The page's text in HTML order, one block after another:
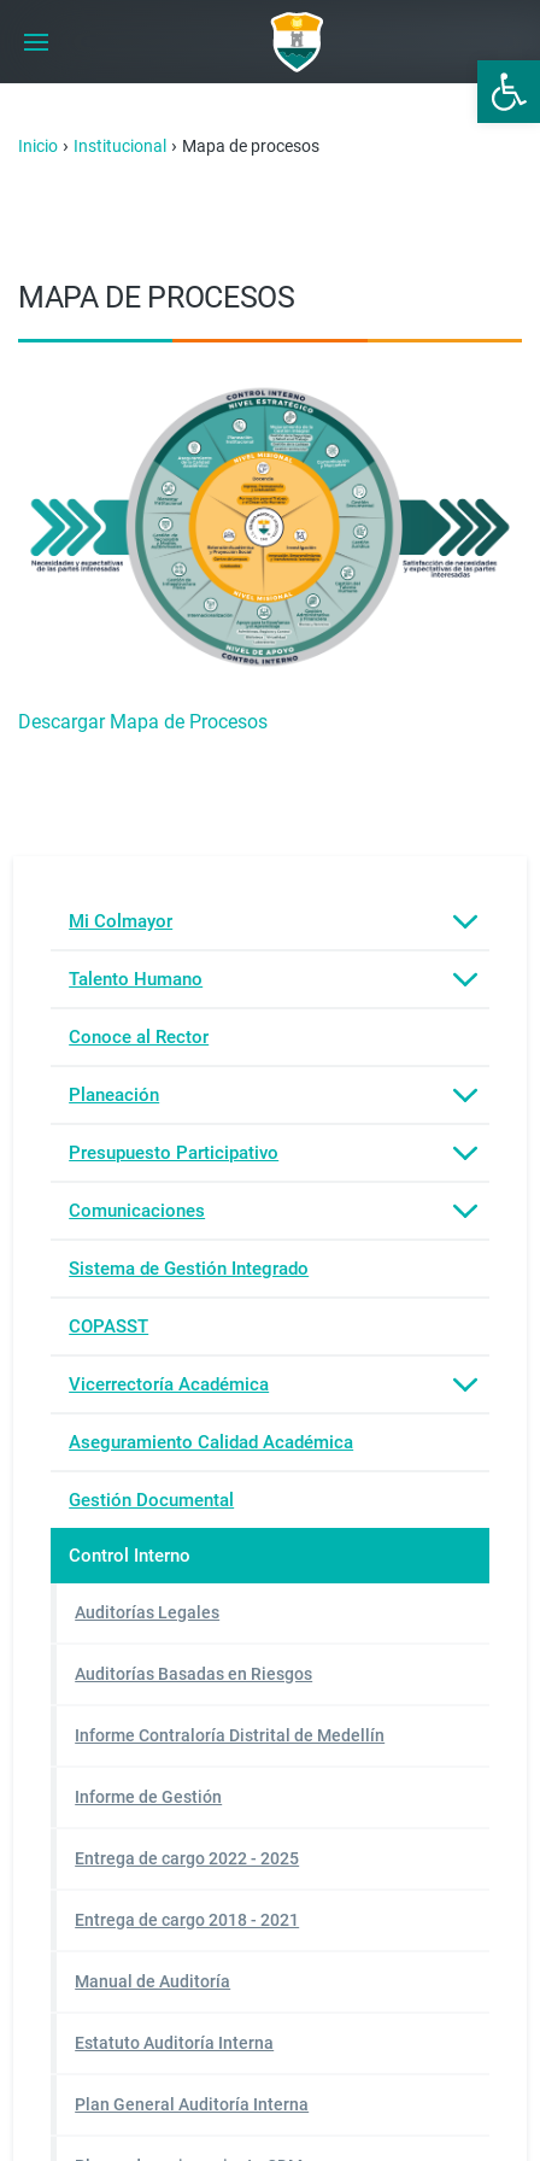
Abrir
Inicio › Institucional › Mapa de procesos
MAPA DE PROCESOS
Descargar Mapa de Procesos
Mi Colmayor
Talento Humano
Conoce al Rector
Planeación
Presupuesto Participativo
Comunicaciones
Sistema de Gestión Integrado
COPASST
Vicerrectoría Académica
Aseguramiento Calidad Académica
Gestión Documental
Control Interno
Auditorías Legales
Auditorías Basadas en Riesgos
Informe Contraloría Distrital de Medellín
Informe de Gestión
Entrega de cargo 2022 - 2025
Entrega de cargo 2018 - 2021
Manual de Auditoría
Estatuto Auditoría Interna
Plan General Auditoría Interna